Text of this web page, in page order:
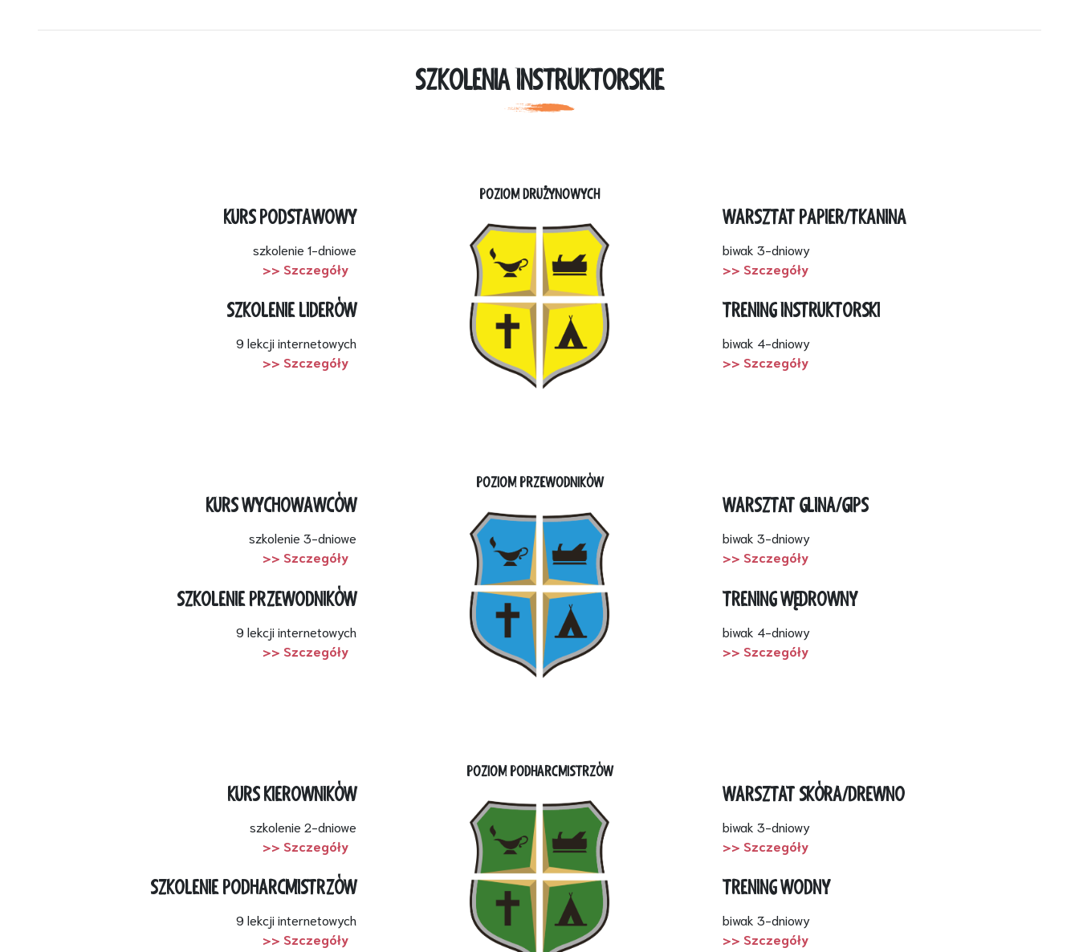
SZKOLENIA INSTRUKTORSKIE
POZIOM DRUŻYNOWYCH
KURS PODSTAWOWY
szkolenie 1-dniowe
>> Szczegóły
WARSZTAT PAPIER/TKANINA
biwak 3-dniowy
>> Szczegóły
SZKOLENIE LIDERÓW
9 lekcji internetowych
>> Szczegóły
TRENING INSTRUKTORSKI
biwak 4-dniowy
>> Szczegóły
POZIOM PRZEWODNIKÓW
KURS WYCHOWAWCÓW
szkolenie 3-dniowe
>> Szczegóły
WARSZTAT GLINA/GIPS
biwak 3-dniowy
>> Szczegóły
SZKOLENIE PRZEWODNIKÓW
9 lekcji internetowych
>> Szczegóły
TRENING WĘDROWNY
biwak 4-dniowy
>> Szczegóły
POZIOM PODHARCMISTRZÓW
KURS KIEROWNIKÓW
szkolenie 2-dniowe
>> Szczegóły
WARSZTAT SKÓRA/DREWNO
biwak 3-dniowy
>> Szczegóły
SZKOLENIE PODHARCMISTRZÓW
9 lekcji internetowych
>> Szczegóły
TRENING WODNY
biwak 3-dniowy
>> Szczegóły